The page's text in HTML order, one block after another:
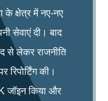
के क्षेत्र में नए-नए
सेवाएं दी। बाद
से लेकर राजनीति
की।
जॉइन किया और